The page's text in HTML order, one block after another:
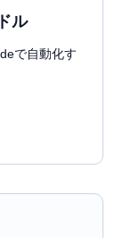
ル
で自動化す